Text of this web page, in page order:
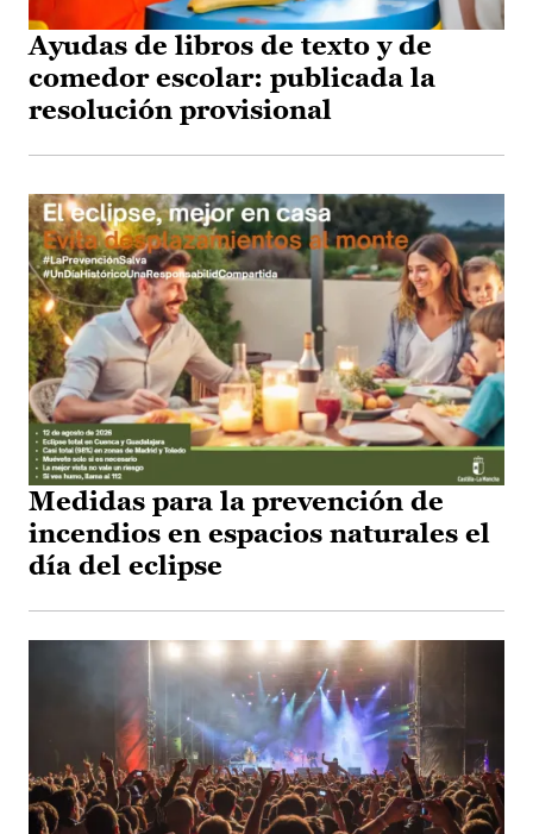
Ayudas de libros de texto y de
comedor escolar: publicada la
resolución provisional
Medidas para la prevención de
incendios en espacios naturales el
día del eclipse